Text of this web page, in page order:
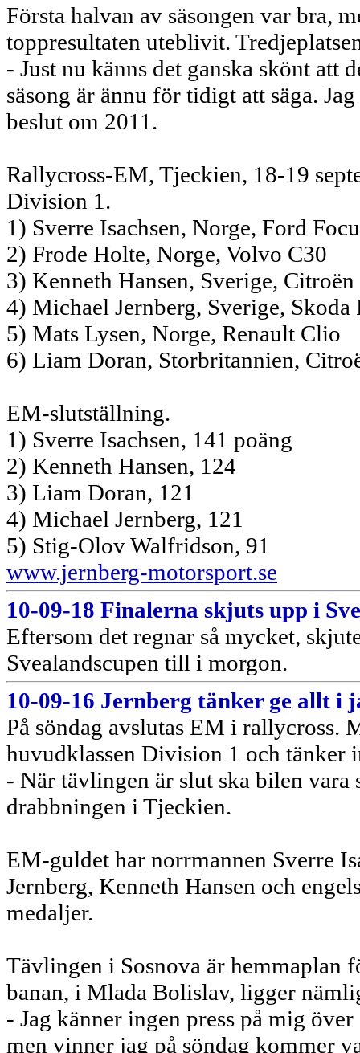
Första halvan av säsongen var bra,
toppresultaten uteblivit.
- Just nu känns det ganska skönt att
säsong är ännu för tidigt att säga.
beslut om 2011.
Rallycross-EM, Tjeckien, 18-19
Division 1.
1) Sverre Isachsen, Norge, Ford
2) Frode Holte, Norge, Volvo C30
3) Kenneth Hansen, Sverige, Citroën
4) Michael Jernberg, Sverige, Skoda
5) Mats Lysen, Norge, Renault Clio
6) Liam Doran, Storbritannien,
EM-slutställning.
1) Sverre Isachsen, 141 poäng
2) Kenneth Hansen, 124
3) Liam Doran, 121
4) Michael Jernberg, 121
5) Stig-Olov Walfridson, 91
www.jernberg-motorsport.se
10-09-18 Finalerna skjuts upp i
Eftersom det regnar så mycket,
Svealandscupen till i morgon.
10-09-16 Jernberg tänker ge allt i
På söndag avslutas EM i rallycross.
huvudklassen Division 1 och tänker
- När tävlingen är slut ska bilen
drabbningen i Tjeckien.
EM-guldet har norrmannen Sverre
Jernberg, Kenneth Hansen och
medaljer.
Tävlingen i Sosnova är hemmaplan
banan, i Mlada Bolislav, ligger
- Jag känner ingen press på mig
men vinner jag på söndag kommer